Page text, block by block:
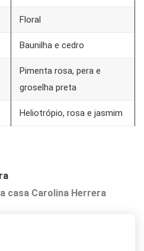
Floral
Baunilha e cedro
Pimenta rosa, pera e
groselha preta
Heliotrópio, rosa e jasmim
casa Carolina Herrera